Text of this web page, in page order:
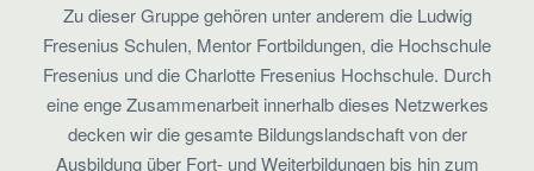
Zu dieser Gruppe gehören unter anderem die Ludwig
Fresenius Schulen, Mentor Fortbildungen, die Hochschule
Fresenius und die Charlotte Fresenius Hochschule. Durch
eine enge Zusammenarbeit innerhalb dieses Netzwerkes
decken wir die gesamte Bildungslandschaft von der
Ausbildung über Fort- und Weiterbildungen bis hin zum